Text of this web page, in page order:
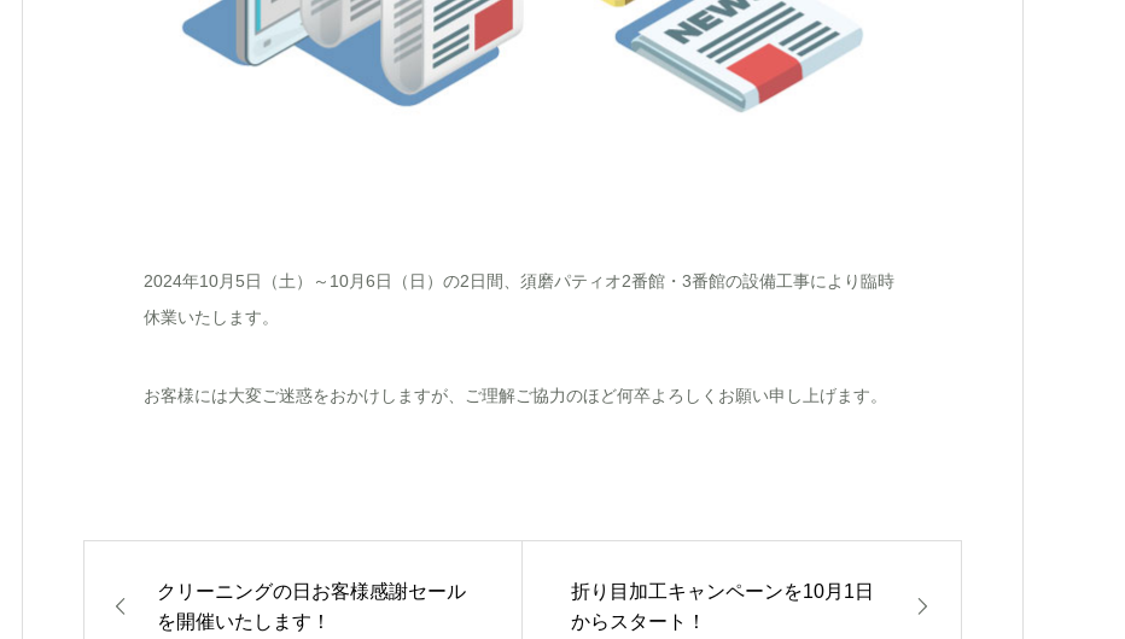
2024年10月5日（土）～10月6日（日）の2日間、須磨パティオ2番館・3番館の設備工事により臨時
休業いたします。
お客様には大変ご迷惑をおかけしますが、ご理解ご協力のほど何卒よろしくお願い申し上げます。
クリーニングの日お客様感謝セール
を開催いたします！
折り目加工キャンペーンを10月1日
からスタート！